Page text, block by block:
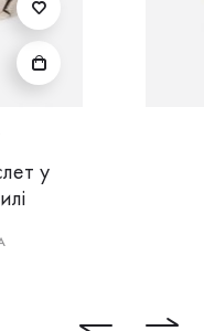
у